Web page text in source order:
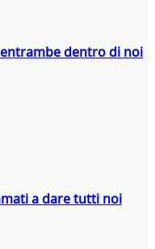
dentro di noi
a dare tutti noi